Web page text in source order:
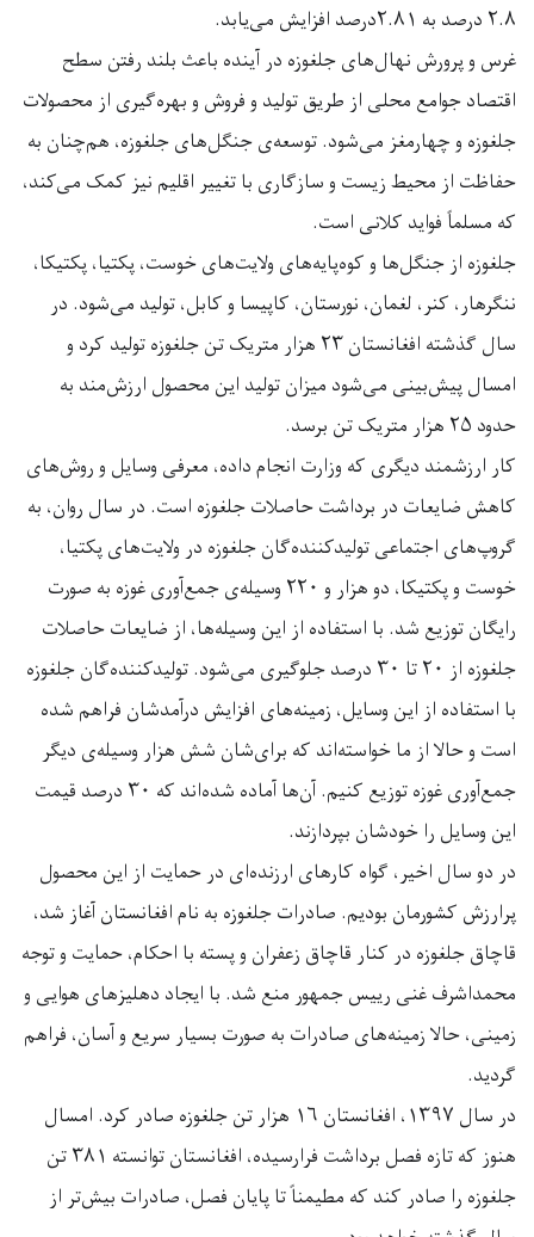
۲.۸ درصد به ۲.۸۱درصد افزایش می‌یابد.
غرس و پرورش نهال‌های جلغوزه در آینده باعث بلند رفتن سطح
اقتصاد جوامع محلی از طریق تولید و فروش و بهره‌گیری از محصولات
جلغوزه و چهارمغز می‌شود. توسعه‌ی جنگل‌های جلغوزه، هم‌چنان به
حفاظت از محیط زیست و سازگاری با تغییر اقلیم نیز کمک می‌کند،
که مسلماً فواید کلانی است.
جلغوزه از جنگل‌ها و کوه‌پایه‌های ولایت‌های خوست، پکتیا، پکتیکا،
ننگرهار، کنر، لغمان، نورستان، کاپیسا و کابل، تولید می‌شود. در
سال گذشته افغانستان ۲۳ هزار متریک تن جلغوزه تولید کرد و
امسال پیش‌بینی می‌شود میزان تولید این محصول ارزش‌مند به
حدود ۲۵ هزار متریک تن برسد.
کار ارزشمند دیگری که وزارت انجام داده، معرفی وسایل و روش‌های
کاهش ضایعات در برداشت حاصلات جلغوزه است. در سال روان، به
گروپ‌های اجتماعی تولیدکننده‌گان جلغوزه در ولایت‌های پکتیا،
خوست و پکتیکا، دو هزار و ۲۲۰ وسیله‌ی جمع‌آوری غوزه به صورت
رایگان توزیع شد. با استفاده از این وسیله‌ها، از ضایعات حاصلات
جلغوزه از ۲۰ تا ۳۰ درصد جلوگیری می‌شود. تولیدکننده‌گان جلغوزه
با استفاده از این وسایل، زمینه‌های افزایش درآمدشان فراهم شده
است و حالا از ما خواسته‌اند که برای‌شان شش هزار وسیله‌ی دیگر
جمع‌آوری غوزه توزیع کنیم. آن‌ها آماده شده‌اند که ۳۰ درصد قیمت
این وسایل را خودشان بپردازند.
در دو سال اخیر، گواه کارهای ارزنده‌ای در حمایت از این محصول
پرارزش کشورمان بودیم. صادرات جلغوزه به نام افغانستان آغاز شد،
قاچاق جلغوزه در کنار قاچاق زعفران و پسته با احکام، حمایت و توجه
محمداشرف غنی رییس جمهور منع شد. با ایجاد دهلیزهای هوایی و
زمینی، حالا زمینه‌های صادرات به صورت بسیار سریع و آسان، فراهم
گردید.
در سال ۱۳۹۷، افغانستان ۱۶ هزار تن جلغوزه صادر کرد. امسال
هنوز که تازه فصل برداشت فرارسیده، افغانستان توانسته ۳۸۱ تن
جلغوزه را صادر کند که مطیمناً تا پایان فصل، صادرات بیش‌تر از